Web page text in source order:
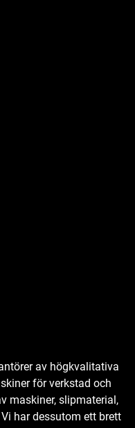
av högkvalitativa
för verkstad och
maskiner, slipmaterial,
har dessutom ett brett